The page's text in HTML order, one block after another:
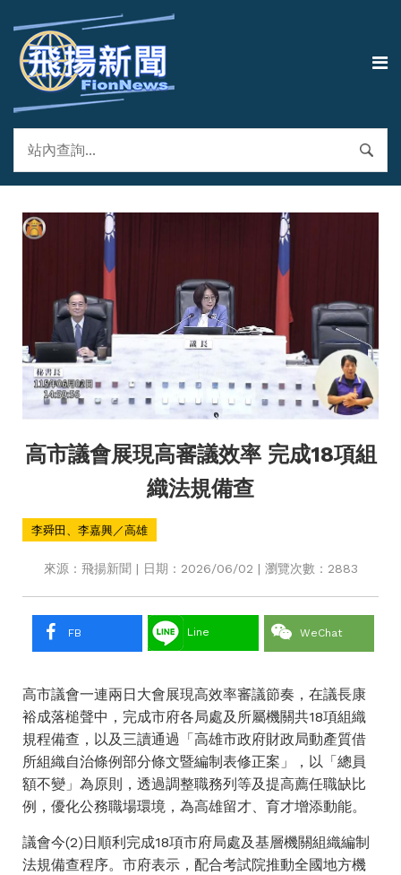
高市議會展現高審議效率 完成18項組
織法規備查
李舜田、李嘉興／高雄
來源：飛揚新聞 | 日期：2026/06/02 | 瀏覽次數：2883
FB Line WeChat
高市議會一連兩日大會展現高效率審議節奏，在議長康
裕成落槌聲中，完成市府各局處及所屬機關共18項組織
規程備查，以及三讀通過「高雄市政府財政局動產質借
所組織自治條例部分條文暨編制表修正案」，以「總員
額不變」為原則，透過調整職務列等及提高薦任職缺比
例，優化公務職場環境，為高雄留才、育才增添動能。
議會今(2)日順利完成18項市府局處及基層機關組織編制
法規備查程序。市府表示，配合考試院推動全國地方機